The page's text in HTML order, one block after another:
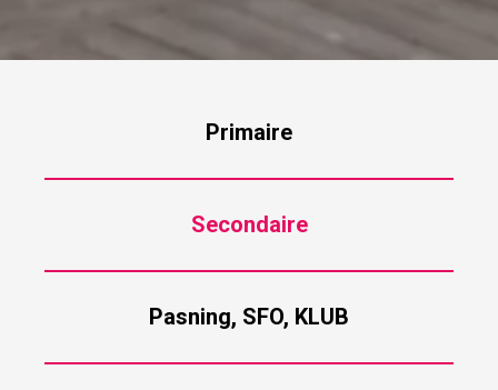
Primaire
Secondaire
Pasning, SFO, KLUB